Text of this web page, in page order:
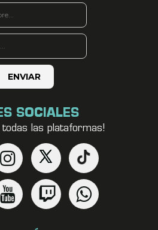
SOCIALES
todas las plataformas!